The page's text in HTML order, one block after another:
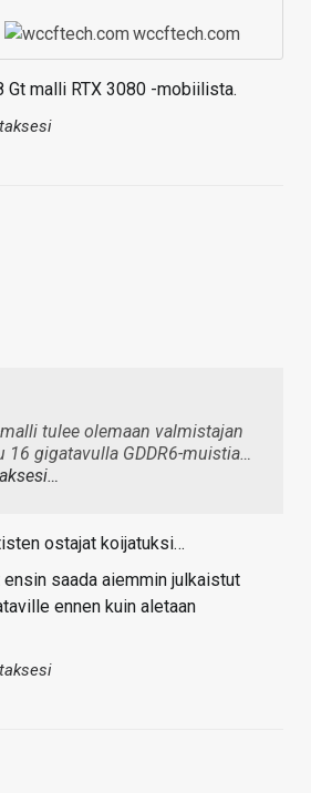
wccftech.com
Gt malli RTX 3080 -mobiilista.
tulee olemaan valmistajan
16 gigatavulla GDDR6-muistia…
ostajat koijatuksi…
saada aiemmin julkaistut
ennen kuin aletaan